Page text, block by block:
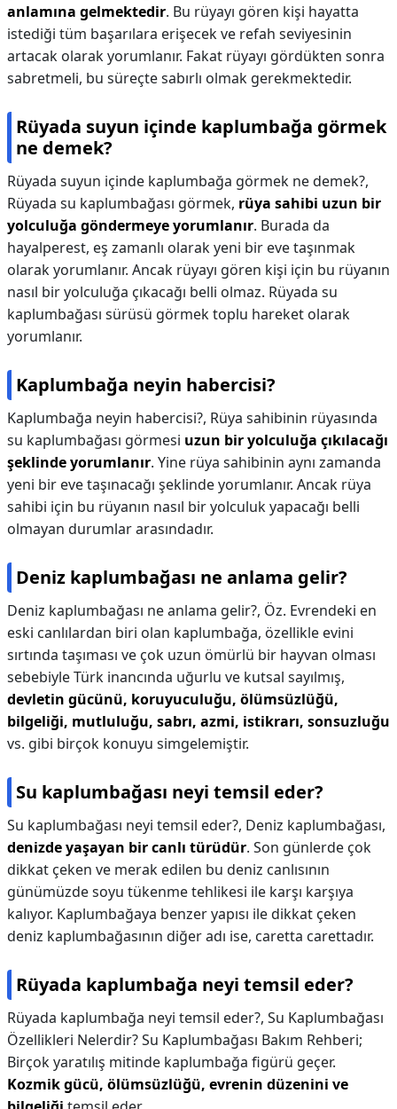
anlamına gelmektedir. Bu rüyayı gören kişi hayatta
istediği tüm başarılara erişecek ve refah seviyesinin
artacak olarak yorumlanır. Fakat rüyayı gördükten sonra
sabretmeli, bu süreçte sabırlı olmak gerekmektedir.
Rüyada suyun içinde kaplumbağa görmek
ne demek?
Rüyada suyun içinde kaplumbağa görmek ne demek?,
Rüyada su kaplumbağası görmek, rüya sahibi uzun bir
yolculuğa göndermeye yorumlanır. Burada da
hayalperest, eş zamanlı olarak yeni bir eve taşınmak
olarak yorumlanır. Ancak rüyayı gören kişi için bu rüyanın
nasıl bir yolculuğa çıkacağı belli olmaz. Rüyada su
kaplumbağası sürüsü görmek toplu hareket olarak
yorumlanır.
Kaplumbağa neyin habercisi?
Kaplumbağa neyin habercisi?, Rüya sahibinin rüyasında
su kaplumbağası görmesi uzun bir yolculuğa çıkılacağı
şeklinde yorumlanır. Yine rüya sahibinin aynı zamanda
yeni bir eve taşınacağı şeklinde yorumlanır. Ancak rüya
sahibi için bu rüyanın nasıl bir yolculuk yapacağı belli
olmayan durumlar arasındadır.
Deniz kaplumbağası ne anlama gelir?
Deniz kaplumbağası ne anlama gelir?, Öz. Evrendeki en
eski canlılardan biri olan kaplumbağa, özellikle evini
sırtında taşıması ve çok uzun ömürlü bir hayvan olması
sebebiyle Türk inancında uğurlu ve kutsal sayılmış,
devletin gücünü, koruyuculuğu, ölümsüzlüğü,
bilgeliği, mutluluğu, sabrı, azmi, istikrarı, sonsuzluğu
vs. gibi birçok konuyu simgelemiştir.
Su kaplumbağası neyi temsil eder?
Su kaplumbağası neyi temsil eder?, Deniz kaplumbağası,
denizde yaşayan bir canlı türüdür. Son günlerde çok
dikkat çeken ve merak edilen bu deniz canlısının
günümüzde soyu tükenme tehlikesi ile karşı karşıya
kalıyor. Kaplumbağaya benzer yapısı ile dikkat çeken
deniz kaplumbağasının diğer adı ise, caretta carettadır.
Rüyada kaplumbağa neyi temsil eder?
Rüyada kaplumbağa neyi temsil eder?, Su Kaplumbağası
Özellikleri Nelerdir? Su Kaplumbağası Bakım Rehberi;
Birçok yaratılış mitinde kaplumbağa figürü geçer.
Kozmik gücü, ölümsüzlüğü, evrenin düzenini ve